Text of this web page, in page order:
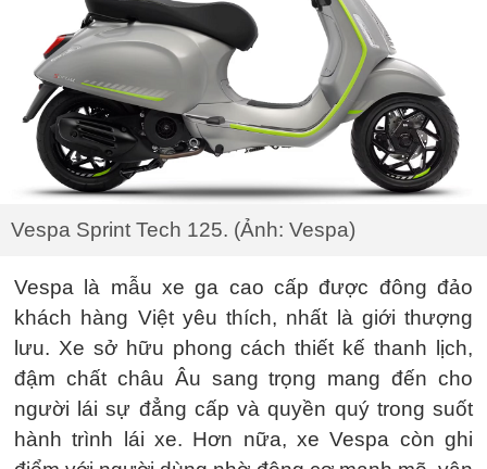
Vespa Sprint Tech 125. (Ảnh: Vespa)
Vespa là mẫu xe ga cao cấp được đông đảo
khách hàng Việt yêu thích, nhất là giới thượng
lưu. Xe sở hữu phong cách thiết kế thanh lịch,
đậm chất châu Âu sang trọng mang đến cho
người lái sự đẳng cấp và quyền quý trong suốt
hành trình lái xe. Hơn nữa, xe Vespa còn ghi